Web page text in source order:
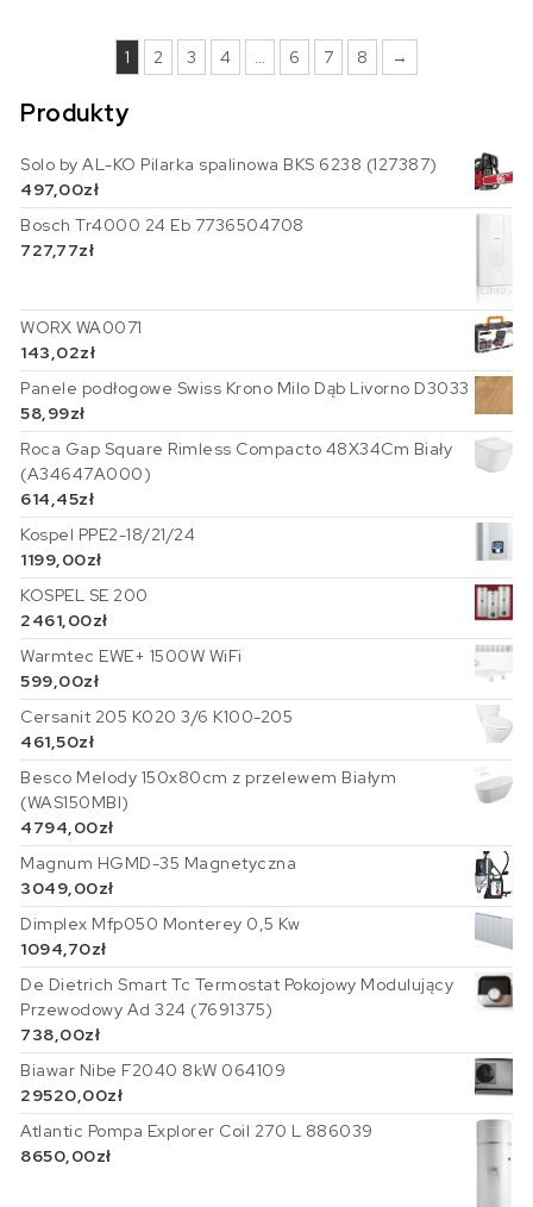
1 2 3 4 … 6 7 8 →
Produkty
Solo by AL-KO Pilarka spalinowa BKS 6238 (127387)
497,00zł
Bosch Tr4000 24 Eb 7736504708
727,77zł
WORX WA0071
143,02zł
Panele podłogowe Swiss Krono Milo Dąb Livorno D3033
58,99zł
Roca Gap Square Rimless Compacto 48X34Cm Biały
(A34647A000)
614,45zł
Kospel PPE2-18/21/24
1199,00zł
KOSPEL SE 200
2461,00zł
Warmtec EWE+ 1500W WiFi
599,00zł
Cersanit 205 K020 3/6 K100-205
461,50zł
Besco Melody 150x80cm z przelewem Białym
(WAS150MBI)
4794,00zł
Magnum HGMD-35 Magnetyczna
3049,00zł
Dimplex Mfp050 Monterey 0,5 Kw
1094,70zł
De Dietrich Smart Tc Termostat Pokojowy Modulujący
Przewodowy Ad 324 (7691375)
738,00zł
Biawar Nibe F2040 8kW 064109
29520,00zł
Atlantic Pompa Explorer Coil 270 L 886039
8650,00zł